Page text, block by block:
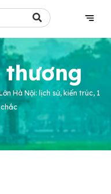
thương
Hà Nội: lịch sử, kiến trúc, 1